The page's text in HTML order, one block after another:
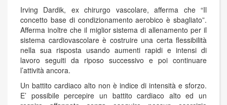
Irving Dardik, ex chirurgo vascolare, afferma che “Il
concetto base di condizionamento aerobico è sbagliato”.
Afferma inoltre che il miglior sistema di allenamento per il
sistema cardiovascolare è costruire una certa flessibilità
nella sua risposta usando aumenti rapidi e intensi di
lavoro seguiti da riposo successivo e poi continuare
l’attività ancora.
Un battito cardiaco alto non è indice di intensità e sforzo.
E’ possibile percepire un battito cardiaco alto ed un